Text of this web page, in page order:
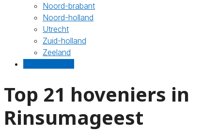
Noord-brabant
Noord-holland
Utrecht
Zuid-holland
Zeeland
Top 21 hoveniers in
Rinsumageest